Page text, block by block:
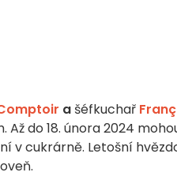
a šéfkuchař
do 18. února 2024
v cukrárně. Letošní